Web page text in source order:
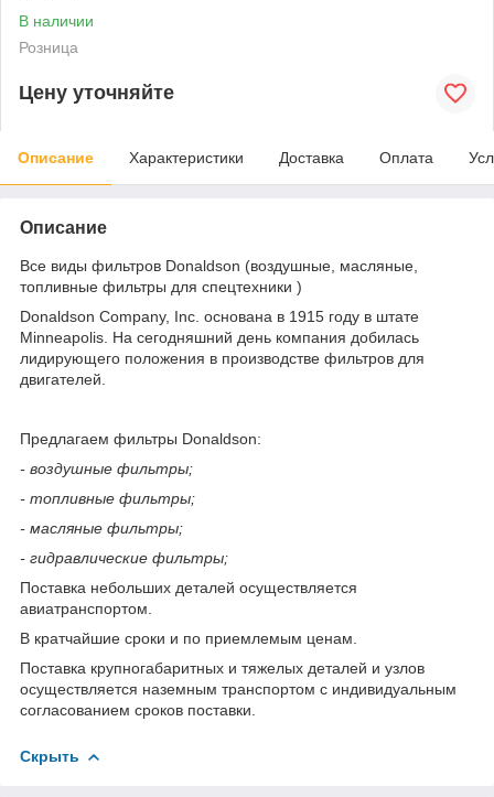
В наличии
Розница
Цену уточняйте
Описание Характеристики Доставка Оплата
Описание
Все виды фильтров Donaldson (воздушные, масляные,
топливные фильтры для спецтехники )
Donaldson Company, Inc. основана в 1915 году в штате
Minneapolis. На сегодняшний день компания добилась
лидирующего положения в производстве фильтров для
двигателей.
Предлагаем фильтры Donaldson:
- воздушные фильтры;
- топливные фильтры;
- масляные фильтры;
- гидравлические фильтры;
Поставка небольших деталей осуществляется
авиатранспортом.
В кратчайшие сроки и по приемлемым ценам.
Поставка крупногабаритных и тяжелых деталей и узлов
осуществляется наземным транспортом с индивидуальным
согласованием сроков поставки.
Скрыть